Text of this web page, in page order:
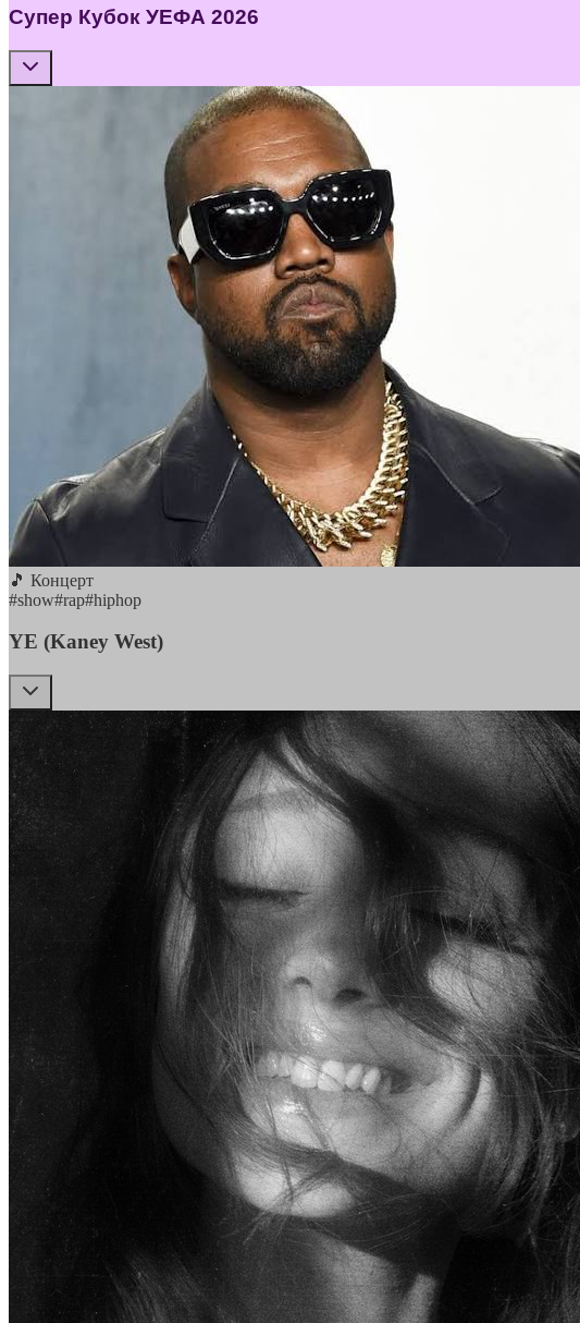
Супер Кубок УЕФА 2026
🎵 Концерт
#show#rap#hiphop
YE (Kaney West)